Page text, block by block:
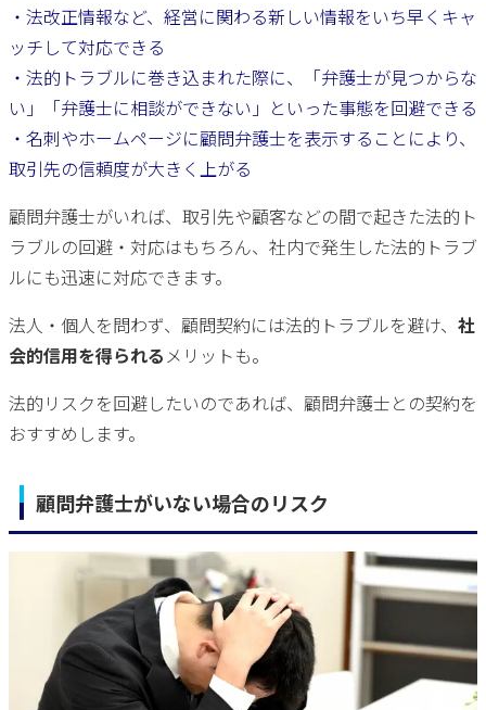
・法改正情報など、経営に関わる新しい情報をいち早くキャ
ッチして対応できる
・法的トラブルに巻き込まれた際に、「弁護士が見つからな
い」「弁護士に相談ができない」といった事態を回避できる
・名刺やホームページに顧問弁護士を表示することにより、
取引先の信頼度が大きく上がる
顧問弁護士がいれば、取引先や顧客などの間で起きた法的ト
ラブルの回避・対応はもちろん、社内で発生した法的トラブ
ルにも迅速に対応できます。
法人・個人を問わず、顧問契約には法的トラブルを避け、 社
会的信用を得られる メリットも。
法的リスクを回避したいのであれば、顧問弁護士との契約を
おすすめします。
顧問弁護士がいない場合のリスク